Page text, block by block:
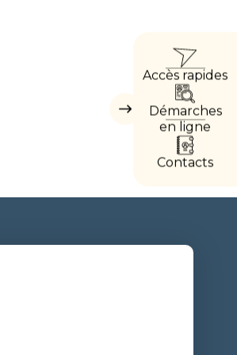
Masquer
Accès rapides
Démarches
en ligne
Contacts